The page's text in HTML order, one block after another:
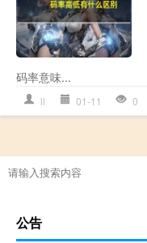
码率意味...
ll 01-11 0
公告